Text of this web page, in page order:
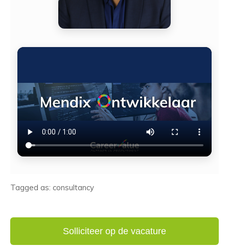
Tagged as: consultancy